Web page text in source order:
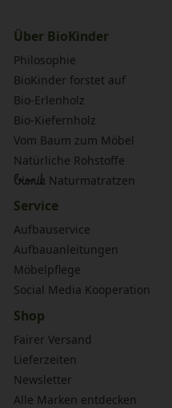
Über BioKinder
Philosophie
BioKinder forstet auf
Bio-Erlenholz
Bio-Kiefernholz
Vom Baum zum Möbel
Natürliche Rohstoffe
bionik Naturmatratzen
Service
Aufbauservice
Aufbauanleitungen
Möbelpflege
Social Media Kooperation
Shop
Fairer Versand
Lieferzeiten
Newsletter
Alle Marken entdecken